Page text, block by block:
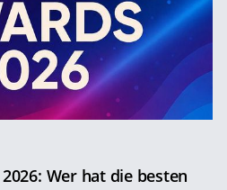
Wer hat die besten